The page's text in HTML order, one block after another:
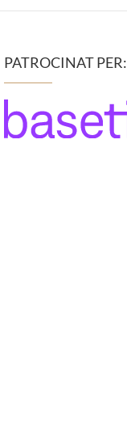
PATROCINAT PER: